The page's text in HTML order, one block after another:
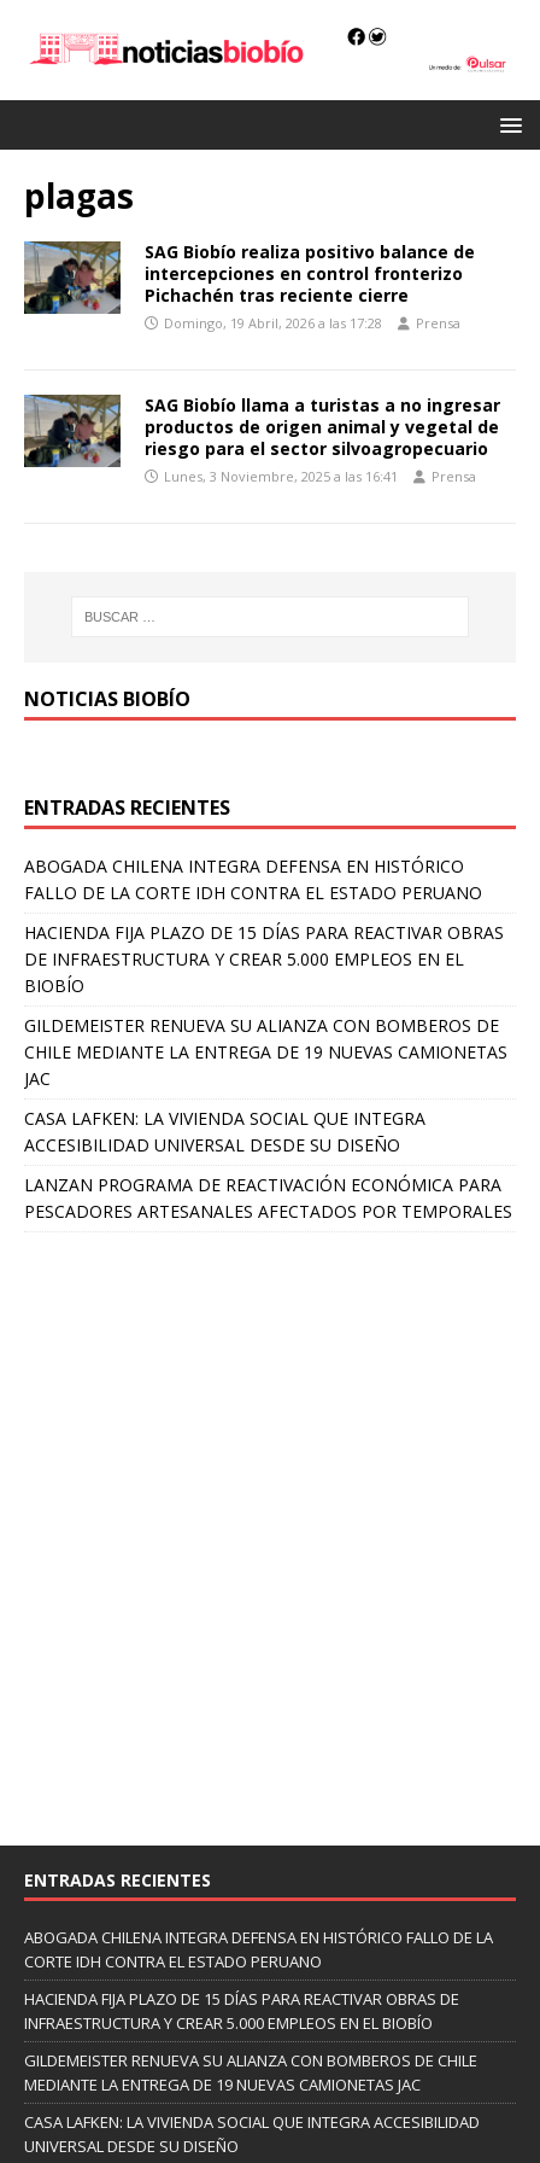
plagas
SAG Biobío realiza positivo balance de
intercepciones en control fronterizo
Pichachén tras reciente cierre
Domingo, 19 Abril, 2026 a las 17:28 Prensa
SAG Biobío llama a turistas a no ingresar
productos de origen animal y vegetal de
riesgo para el sector silvoagropecuario
Lunes, 3 Noviembre, 2025 a las 16:41 Prensa
NOTICIAS BIOBÍO
ENTRADAS RECIENTES
ABOGADA CHILENA INTEGRA DEFENSA EN HISTÓRICO
FALLO DE LA CORTE IDH CONTRA EL ESTADO PERUANO
HACIENDA FIJA PLAZO DE 15 DÍAS PARA REACTIVAR OBRAS
DE INFRAESTRUCTURA Y CREAR 5.000 EMPLEOS EN EL
BIOBÍO
GILDEMEISTER RENUEVA SU ALIANZA CON BOMBEROS DE
CHILE MEDIANTE LA ENTREGA DE 19 NUEVAS CAMIONETAS
JAC
CASA LAFKEN: LA VIVIENDA SOCIAL QUE INTEGRA
ACCESIBILIDAD UNIVERSAL DESDE SU DISEÑO
LANZAN PROGRAMA DE REACTIVACIÓN ECONÓMICA PARA
PESCADORES ARTESANALES AFECTADOS POR TEMPORALES
ENTRADAS RECIENTES
ABOGADA CHILENA INTEGRA DEFENSA EN HISTÓRICO FALLO DE LA
CORTE IDH CONTRA EL ESTADO PERUANO
HACIENDA FIJA PLAZO DE 15 DÍAS PARA REACTIVAR OBRAS DE
INFRAESTRUCTURA Y CREAR 5.000 EMPLEOS EN EL BIOBÍO
GILDEMEISTER RENUEVA SU ALIANZA CON BOMBEROS DE CHILE
MEDIANTE LA ENTREGA DE 19 NUEVAS CAMIONETAS JAC
CASA LAFKEN: LA VIVIENDA SOCIAL QUE INTEGRA ACCESIBILIDAD
UNIVERSAL DESDE SU DISEÑO